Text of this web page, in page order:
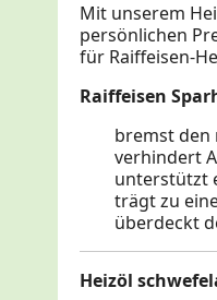
Mit unserem
persönlichen
für Raiffeisen-
Raiffeisen
bremst den
verhindert
unterstützt
trägt zu
überdeckt
Heizöl